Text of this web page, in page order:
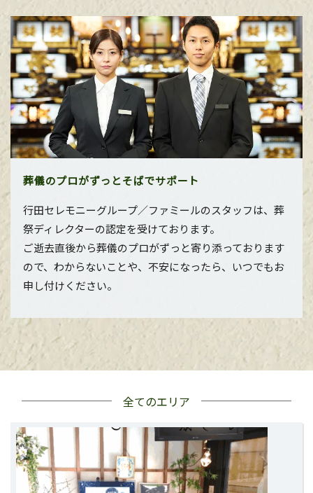
葬儀のプロがずっとそばでサポート
行田セレモニーグループ／ファミールのスタッフは、葬
祭ディレクターの認定を受けております。
ご逝去直後から葬儀のプロがずっと寄り添っております
ので、わからないことや、不安になったら、いつでもお
申し付けください。
全てのエリア